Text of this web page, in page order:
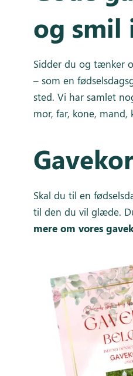
og smil
Sidder du og tænker
– som en
sted. Vi har samlet
mor, far, kone,
Skal du til en
til den du vil glæde.
mere om vores